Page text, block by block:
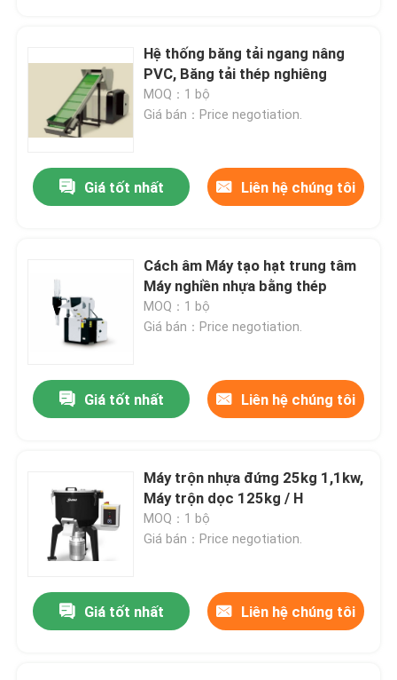
Hệ thống băng tải ngang nâng
PVC, Băng tải thép nghiêng
MOQ：1 bộ
Giá bán：Price negotiation.
Giá tốt nhất Liên hệ chúng tôi
Cách âm Máy tạo hạt trung tâm
Máy nghiền nhựa bằng thép
MOQ：1 bộ
Giá bán：Price negotiation.
Giá tốt nhất Liên hệ chúng tôi
Máy trộn nhựa đứng 25kg 1,1kw,
Máy trộn dọc 125kg / H
MOQ：1 bộ
Giá bán：Price negotiation.
Giá tốt nhất Liên hệ chúng tôi